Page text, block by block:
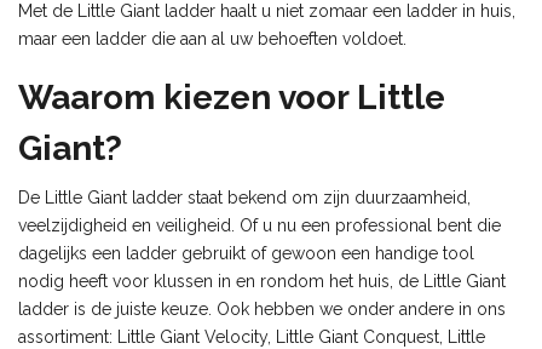
Met de Little Giant ladder haalt u niet zomaar een ladder in huis,
maar een ladder die aan al uw behoeften voldoet.
Waarom kiezen voor Little
Giant?
De Little Giant ladder staat bekend om zijn duurzaamheid,
veelzijdigheid en veiligheid. Of u nu een professional bent die
dagelijks een ladder gebruikt of gewoon een handige tool
nodig heeft voor klussen in en rondom het huis, de Little Giant
ladder is de juiste keuze. Ook hebben we onder andere in ons
assortiment: Little Giant Velocity, Little Giant Conquest, Little